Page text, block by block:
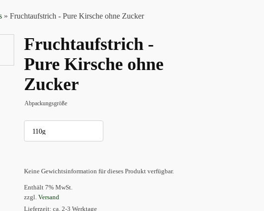
» Fruchtaufstrich - Pure Kirsche ohne Zucker
Fruchtaufstrich -
Pure Kirsche ohne
Zucker
Abpackungsgröße
Keine Gewichtsinformation für dieses Produkt verfügbar.
Enthält 7% MwSt.
zzgl. Versand
Lieferzeit: ca. 2-3 Werktage